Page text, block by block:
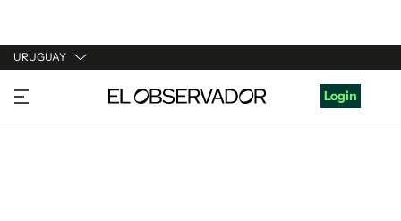
URUGUAY
URUGUAY
ARGENTINA
Login